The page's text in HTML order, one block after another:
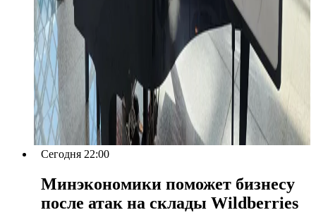
Сегодня 22:00
Минэкономики поможет бизнесу
после атак на склады Wildberries